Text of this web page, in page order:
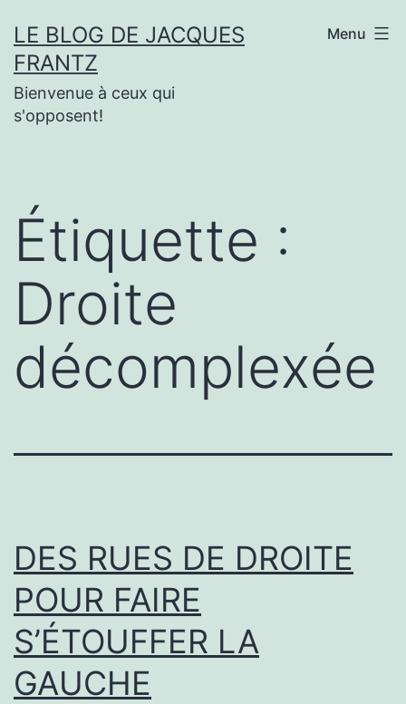
au
contenu
LE BLOG DE JACQUES
FRANTZ
Bienvenue à ceux qui
s'opposent!
Menu
Étiquette :
Droite
décomplexée
DES RUES DE DROITE
POUR FAIRE
S’ÉTOUFFER LA
GAUCHE